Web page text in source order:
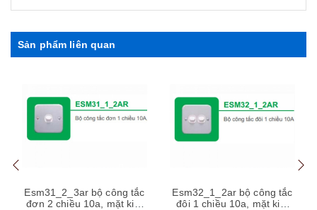
Sản phẩm liên quan
Esm31_2_3ar bộ công tắc
đơn 2 chiều 10a, mặt kim
Esm32_1_2ar bộ công tắc
đôi 1 chiều 10a, mặt kim